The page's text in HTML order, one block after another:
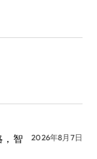
，智
2026年8月7日